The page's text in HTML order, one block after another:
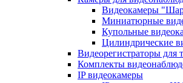
Видеокамеры "Шар
Миниатюрные
Купольные
Цилиндрические
Видеорегистраторы для
Комплекты
IP видеокамеры